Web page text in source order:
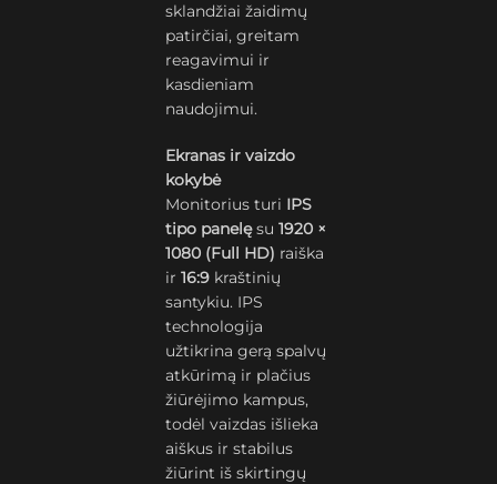
sklandžiai žaidimų
patirčiai, greitam
reagavimui ir
kasdieniam
naudojimui.
Ekranas ir vaizdo
kokybė
Monitorius turi IPS
tipo panelęsu1920 ×
1080 (Full HD) raiška
ir16:9 kraštinių
santykiu. IPS
technologija
užtikrina gerą spalvų
atkūrimą ir plačius
žiūrėjimo kampus,
todėl vaizdas išlieka
aiškus ir stabilus
žiūrint iš skirtingų